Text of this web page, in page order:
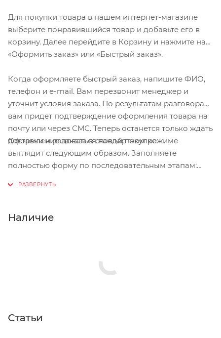
Для покупки товара в нашем интернет-магазине
выберите понравившийся товар и добавьте его в
корзину. Далее перейдите в Корзину и нажмите на
«Оформить заказ» или «Быстрый заказ».
Когда оформляете быстрый заказ, напишите ФИО,
телефон и e-mail. Вам перезвонит менеджер и
уточнит условия заказа. По результатам разговора
вам придет подтверждение оформления товара на
почту или через СМС. Теперь останется только ждать
доставки и радоваться новой покупке.
Оформление заказа в стандартном режиме
выглядит следующим образом. Заполняете
полностью форму по последовательным этапам:
Нажмите кнопку «Оформить заказ».
Наличие
Статьи